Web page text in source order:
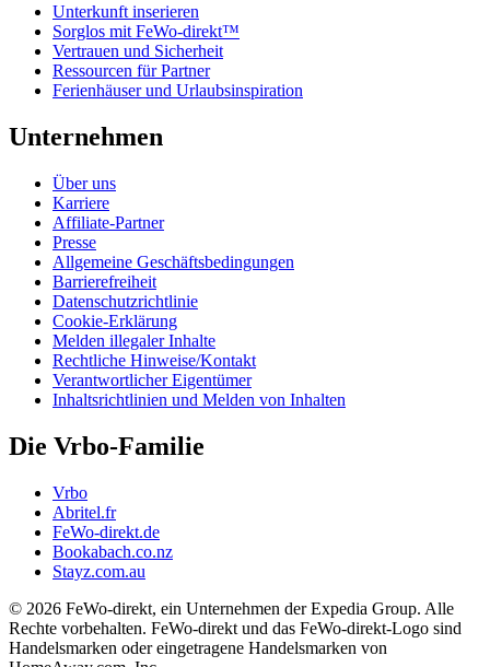
Unterkunft inserieren
Sorglos mit FeWo-direkt™
Vertrauen und Sicherheit
Ressourcen für Partner
Ferienhäuser und Urlaubsinspiration
Unternehmen
Über uns
Karriere
Affiliate-Partner
Presse
Allgemeine Geschäftsbedingungen
Barrierefreiheit
Datenschutzrichtlinie
Cookie-Erklärung
Melden illegaler Inhalte
Rechtliche Hinweise/Kontakt
Verantwortlicher Eigentümer
Inhaltsrichtlinien und Melden von Inhalten
Die Vrbo-Familie
Vrbo
Abritel.fr
FeWo-direkt.de
Bookabach.co.nz
Stayz.com.au
© 2026 FeWo-direkt, ein Unternehmen der Expedia Group. Alle
Rechte vorbehalten. FeWo-direkt und das FeWo-direkt-Logo sind
Handelsmarken oder eingetragene Handelsmarken von